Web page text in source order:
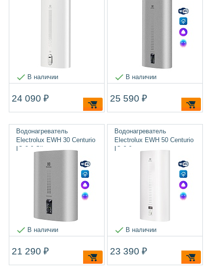
В наличии
24 090 ₽
В наличии
25 590 ₽
Водонагреватель
Electrolux EWH 30 Centurio
IQ 3.0 Silver
В наличии
21 290 ₽
Водонагреватель
Electrolux EWH 50 Centurio
IQ 3.0
В наличии
23 390 ₽